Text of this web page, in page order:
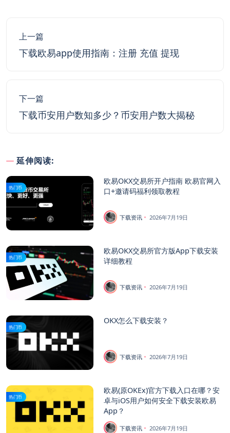
上一篇
下载欧易app使用指南：注册 充值 提现
下一篇
下载币安用户数知多少？币安用户数大揭秘
延伸阅读:
热门币
欧易OKX交易所开户指南 欧易官网入
口+邀请码福利领取教程
下载资讯 2026年7月19日
热门币
欧易OKX交易所官方版App下载安装
详细教程
下载资讯 2026年7月19日
热门币
OKX怎么下载安装？
下载资讯 2026年7月19日
热门币
欧易(原OKEx)官方下载入口在哪？安
卓与iOS用户如何安全下载安装欧易
App？
下载资讯 2026年7月19日